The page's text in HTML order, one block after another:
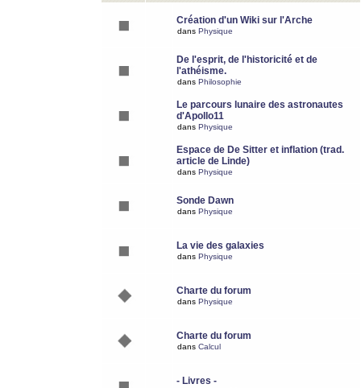
Création d'un Wiki sur l'Arche
dans Physique
De l'esprit, de l'historicité et de
l'athéisme.
dans Philosophie
Le parcours lunaire des astronautes
d'Apollo11
dans Physique
Espace de De Sitter et inflation (trad.
article de Linde)
dans Physique
Sonde Dawn
dans Physique
La vie des galaxies
dans Physique
Charte du forum
dans Physique
Charte du forum
dans Calcul
- Livres -